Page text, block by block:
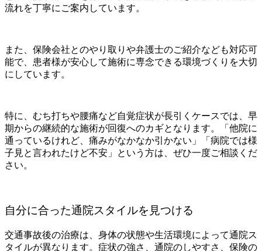
流れを丁寧にご案内しています。
また、保険会社とのやり取りや弁護士のご紹介なども対応可
能で、患者様が安心して施術に専念できる環境づくりを大切
にしています。
特に、むち打ちや腰痛など自覚症状が長引くケースでは、早
期からの継続的な施術が回復へのカギとなります。「他院に
通っているけれど、痛みがなかなか引かない」「病院では様
子見と言われたけど不安」という方は、ぜひ一度ご相談くだ
さい。
自分に合った通院スタイルを見つける
交通事故後の治療は、身体の状態や生活環境によって通院ス
タイルが異なります。症状の強さ、通院のしやすさ、保険の